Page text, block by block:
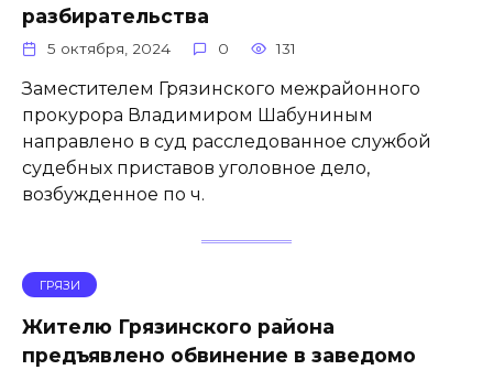
разбирательства
5 октября, 2024 0 131
Заместителем Грязинского межрайонного
прокурора Владимиром Шабуниным
направлено в суд расследованное службой
судебных приставов уголовное дело,
возбужденное по ч.
ГРЯЗИ
Жителю Грязинского района
предъявлено обвинение в заведомо